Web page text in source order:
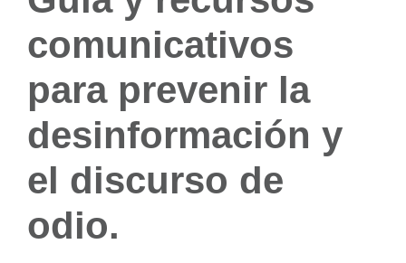
comunicativos
para prevenir la
desinformación y
el discurso de
odio.